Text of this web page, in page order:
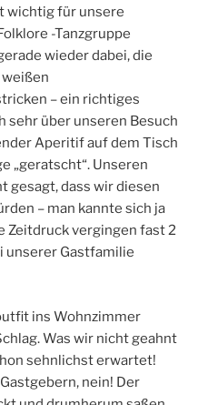
wichtig für unsere
-Tanzgruppe
wieder dabei, die
– ein richtiges
sehr über unseren Besuch
Aperitif auf dem Tisch
„geratscht“. Unseren
gesagt, dass wir diesen
– man kannte sich ja
Zeitdruck vergingen fast 2
unserer Gastfamilie
ins Wohnzimmer
Was wir nicht geahnt
sehnlichst erwartet!
nein! Der